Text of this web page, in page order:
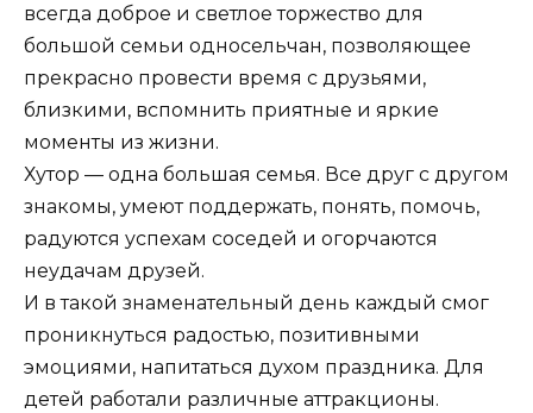
всегда доброе и светлое торжество для
большой семьи односельчан, позволяющее
прекрасно провести время с друзьями,
близкими, вспомнить приятные и яркие
моменты из жизни.
Хутор — одна большая семья. Все друг с другом
знакомы, умеют поддержать, понять, помочь,
радуются успехам соседей и огорчаются
неудачам друзей.
И в такой знаменательный день каждый смог
проникнуться радостью, позитивными
эмоциями, напитаться духом праздника. Для
детей работали различные аттракционы.